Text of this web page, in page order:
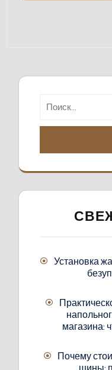
Установка
магазина:
Почему
шины: